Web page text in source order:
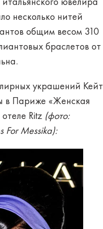
ювелира
несколько нитей
общим весом 310
браслетов от
украшений Кейт
в Париже «Женская
Ritz (фото:
For Messika):